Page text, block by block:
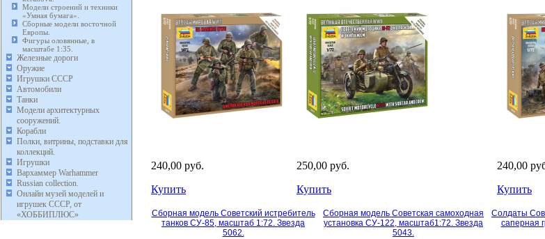
Модели строений и техники
«Умная бумага».
Сборные модели восточной
Европы.
Фигуры оловянные, в
масштабе 1:35.
Железные дороги
Оружие
Игрушки СССР
Автомобили
Танки
Модели архитектурных
сооружений.
Корабли
Полки, витрины, подставки для
коллекций.
Игрушки
Вархаммер Warhammer
Russian collection.
Онлайн музей моделей и
игрушек СССР, от
«ХОББИПЛЮС»
240,00 руб.
Купить
250,00 руб.
Купить
240,00
Купить
Сборная модель Советский истребитель
танков СУ-85, масштаб 1:72. Звезда
5062.
Сборная модель Советская самоходная
установка СУ-122, масштаб1:72. Звезда
5043.
Солдаты
саперная